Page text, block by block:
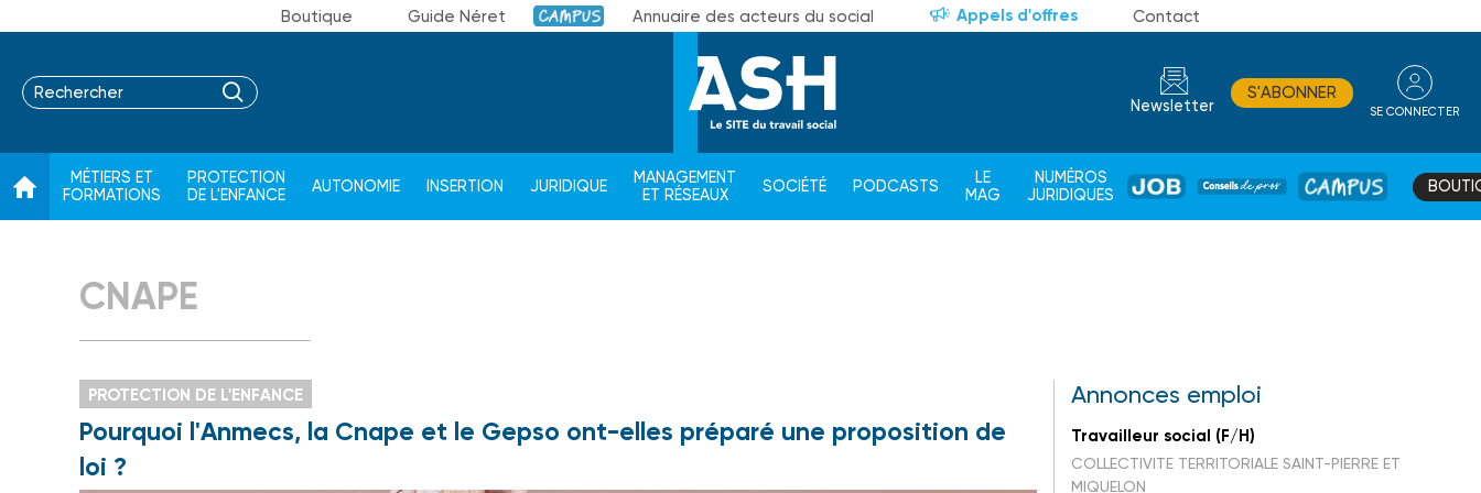
Boutique Guide Néret Campus Annuaire des acteurs du social Appels d'offres Contact
Newsletter
S'ABONNER
SE CONNECTER
MÉTIERS ET
FORMATIONS
PROTECTION
DE L'ENFANCE
AUTONOMIE INSERTION JURIDIQUE
MANAGEMENT
ET RÉSEAUX
SOCIÉTÉ PODCASTS
LE
MAG
NUMÉROS
JURIDIQUES
JOB
DE
CAMPUS
CNAPE
PROTECTION DE L'ENFANCE
Pourquoi l'Anmecs, la Cnape et le Gepso ont-elles préparé une proposition de
loi ?
Annonces emploi
Travailleur social (F/H)
COLLECTIVITE TERRITORIALE SAINT-PIERRE ET
MIQUELON